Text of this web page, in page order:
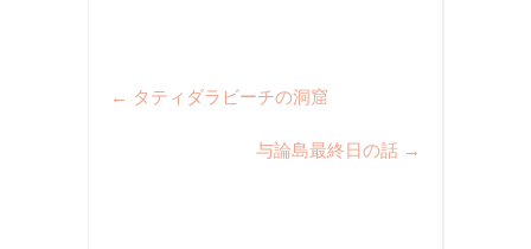
← タティダラビーチの洞窟
与論島最終日の話 →